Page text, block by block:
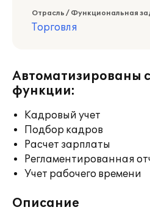
Отрасль / Функциональная
Торговля
Автоматизированы
функции:
Кадровый учет
Подбор кадров
Расчет зарплаты
Регламентированная
Учет рабочего времени
Описание